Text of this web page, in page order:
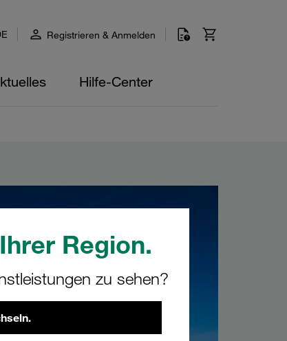
Region.
zu sehen?
Registrieren & Anmelden
Hilfe-Center